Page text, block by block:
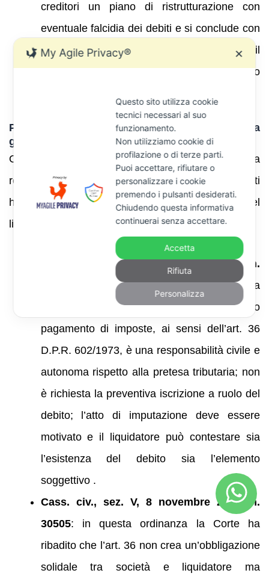
creditori un piano di ristrutturazione con
eventuale falcidia dei debiti e si conclude con
l’esdebitazione del debitore. Per le società, il
concordato preventivo rimane l’istituto
Pronunce recenti della Cassazione e della
giurisprudenza
Oltre alla già citata sentenza SU 3625/2025 sulla
responsabilità dei soci, altre decisioni rilevanti
hanno precisato l’ambito della responsabilità del
liquidatore:
Cass. civ., sez. V, 25 settembre 2024, n.
: la Corte ha affermato che la
responsabilità del liquidatore per omesso
pagamento di imposte, ai sensi dell’art. 36
D.P.R. 602/1973, è una responsabilità civile e
autonoma rispetto alla pretesa tributaria; non
è richiesta la preventiva iscrizione a ruolo del
debito; l’atto di imputazione deve essere
motivato e il liquidatore può contestare sia
l’esistenza del debito sia l’elemento
soggettivo .
Cass. civ., sez. V, 8 novembre 2025, n.
30505: in questa ordinanza la Corte ha
ribadito che l’art. 36 non crea un’obbligazione
solidale tra società e liquidatore ma
My Agile Privacy® ✕
Questo sito utilizza cookie
tecnici necessari al suo
funzionamento.
Non utilizziamo cookie di
profilazione o di terze parti.
Puoi accettare, rifiutare o
personalizzare i cookie
premendo i pulsanti desiderati.
Chiudendo questa informativa
continuerai senza accettare.
Accetta
Rifiuta
Personalizza